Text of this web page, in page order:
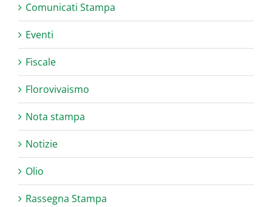
Comunicati Stampa
Eventi
Fiscale
Florovivaismo
Nota stampa
Notizie
Olio
Rassegna Stampa